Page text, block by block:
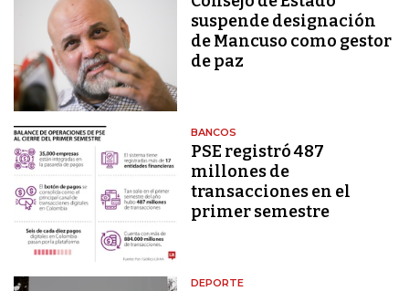
suspende designación
de Mancuso como gestor
de paz
BANCOS
PSE registró 487
millones de
transacciones en el
primer semestre
DEPORTE